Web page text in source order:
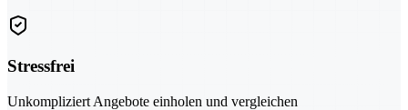
Stressfrei
Unkompliziert Angebote einholen und vergleichen